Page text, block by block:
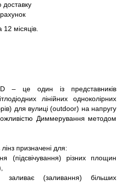
доставку
12 місяців.
D – це один із представників
лінійних одноколірних
для вулиці (outdoor) на напругу
Диммерування методом
призначені для:
(підсвічування) різних площин
(заливання) більших